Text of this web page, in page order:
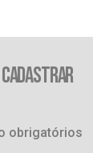
obrigatórios